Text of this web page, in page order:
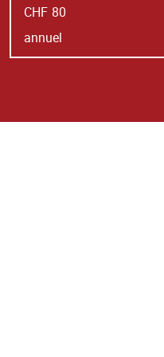
CHF 80
annuel